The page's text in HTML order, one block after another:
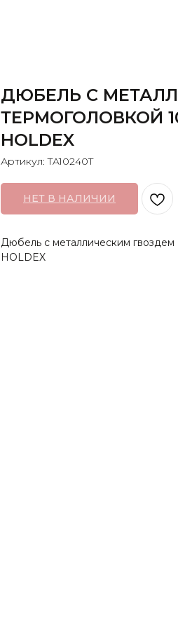
ДЮБЕЛЬ С
ТЕРМОГОЛОВКОЙ
HOLDEX
Артикул:TA10240T
НЕТ В НАЛИЧИИ
Дюбель с металлическим
HOLDEX